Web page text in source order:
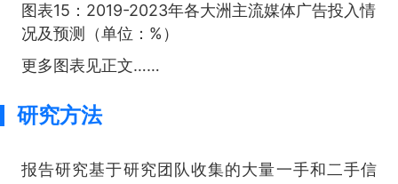
图表15：2019-2023年各大洲主流媒体广告投入情
况及预测（单位：%）
更多图表见正文……
研究方法
报告研究基于研究团队收集的大量一手和二手信